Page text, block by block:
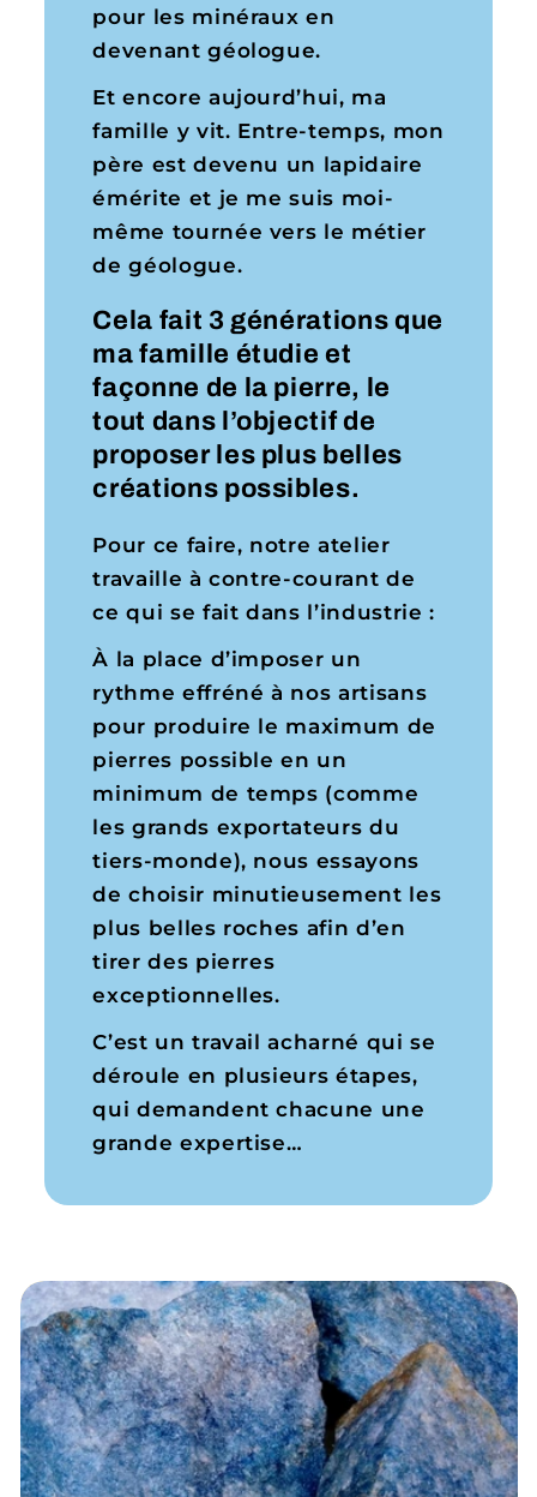
pour les minéraux en
devenant géologue.
Et encore aujourd’hui, ma
famille y vit. Entre-temps, mon
père est devenu un lapidaire
émérite et je me suis moi-
même tournée vers le métier
de géologue.
Cela fait 3 générations que
ma famille étudie et
façonne de la pierre, le
tout dans l’objectif de
proposer les plus belles
créations possibles.
Pour ce faire, notre atelier
travaille à contre-courant de
ce qui se fait dans l’industrie :
À la place d’imposer un
rythme effréné à nos artisans
pour produire le maximum de
pierres possible en un
minimum de temps (comme
les grands exportateurs du
tiers-monde), nous essayons
de choisir minutieusement les
plus belles roches afin d’en
tirer des pierres
exceptionnelles.
C’est un travail acharné qui se
déroule en plusieurs étapes,
qui demandent chacune une
grande expertise…